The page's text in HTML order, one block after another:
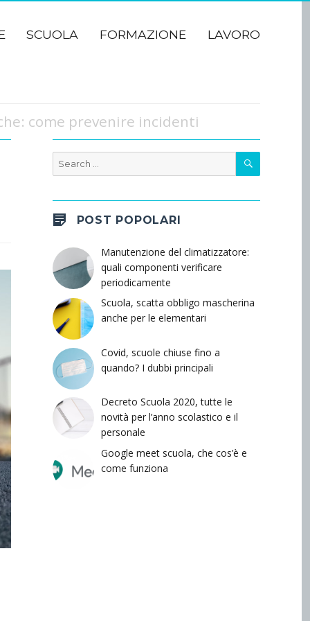
SCUOLA FORMAZIONE LAVORO
come prevenire incidenti
Search
for:
SEARCH
POST POPOLARI
Manutenzione del climatizzatore:
quali componenti verificare
periodicamente
Scuola, scatta obbligo mascherina
anche per le elementari
Covid, scuole chiuse fino a
quando? I dubbi principali
Decreto Scuola 2020, tutte le
novità per l’anno scolastico e il
personale
Google meet scuola, che cos’è e
come funziona